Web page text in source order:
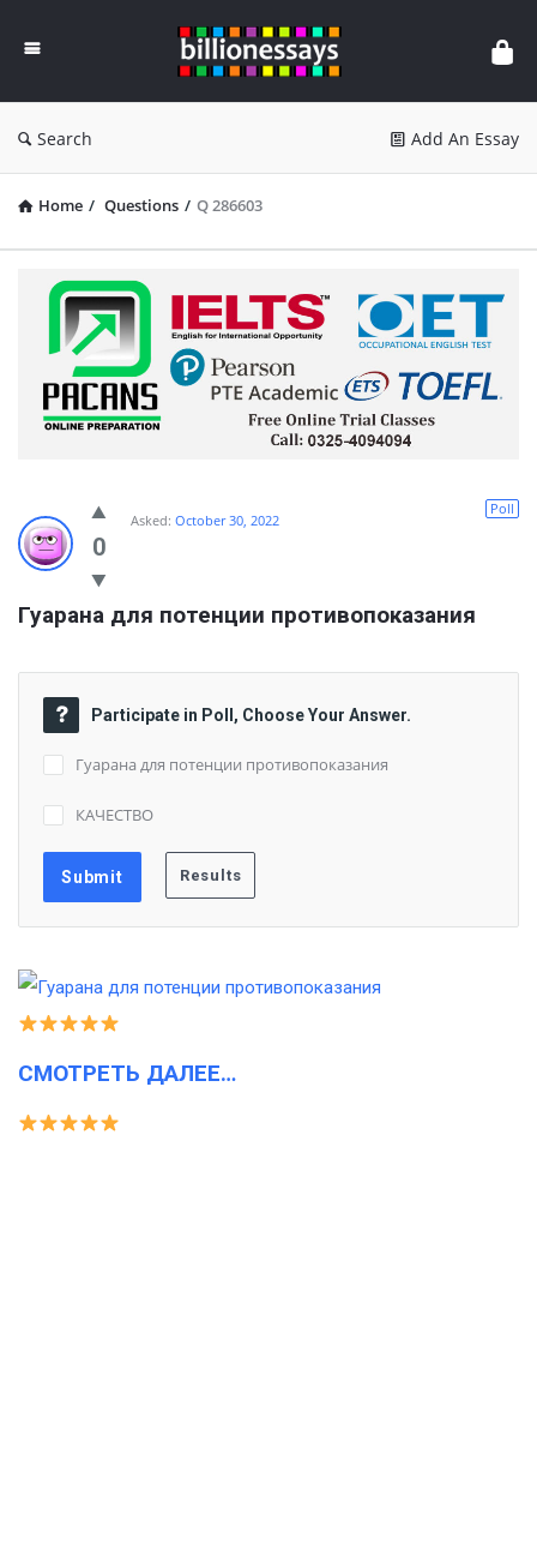
Essays
Search Add An Essay
Home / Questions / Q 286603
0
Poll
Asked: October 30, 2022
Гуарана для потенции противопоказания
Participate in Poll, Choose Your Answer.
Гуарана для потенции противопоказания
КАЧЕСТВО
СМОТРЕТЬ ДАЛЕЕ…